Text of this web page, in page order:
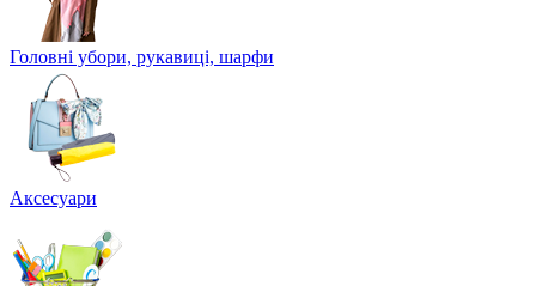
Головні убори, рукавиці, шарфи
Аксесуари